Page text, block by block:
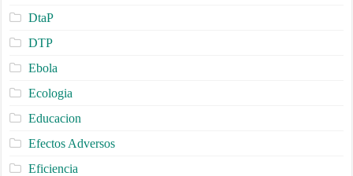
DtaP
DTP
Ebola
Ecologia
Educacion
Efectos Adversos
Eficiencia